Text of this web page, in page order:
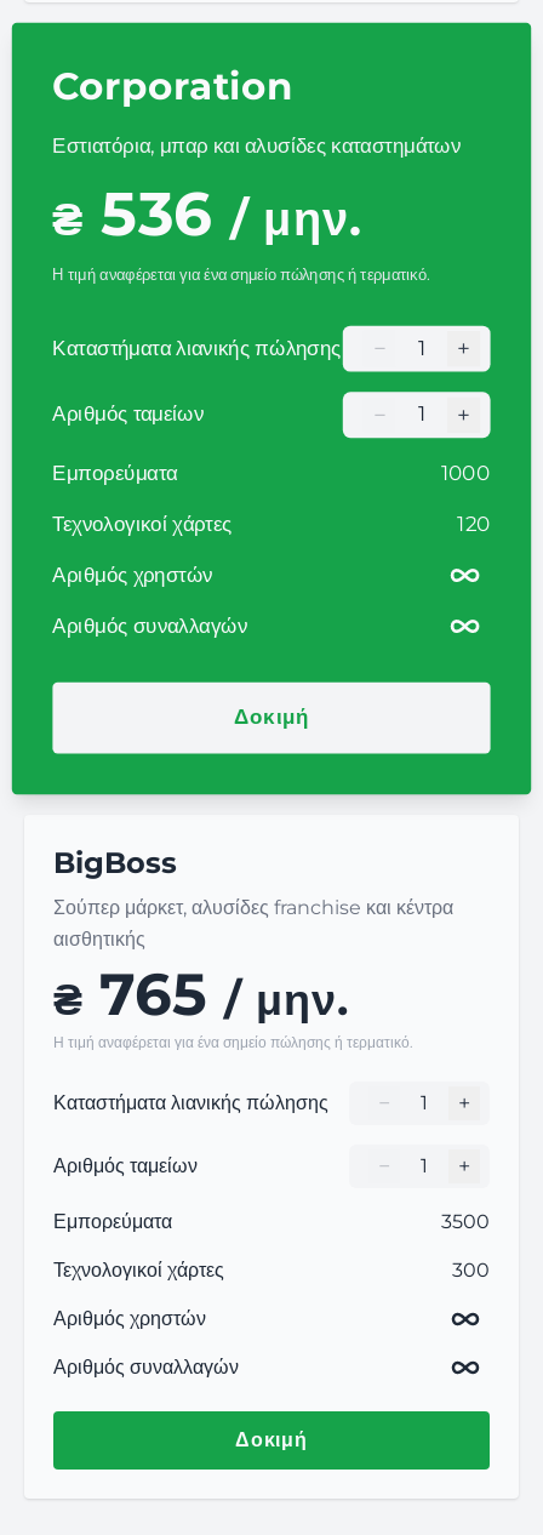
Corporation
Εστιατόρια, μπαρ και αλυσίδες καταστημάτων
₴ 536/ μην.
Η τιμή αναφέρεται για ένα σημείο πώλησης ή τερματικό.
Καταστήματα λιανικής πώλησης
Кількість
− +
Αριθμός ταμείων
Кількість
− +
Εμπορεύματα 1000
Τεχνολογικοί χάρτες 120
Αριθμός χρηστών
Αριθμός συναλλαγών
Δοκιμή
BigBoss
Σούπερ μάρκετ, αλυσίδες franchise και κέντρα
αισθητικής
₴ 765 / μην.
Η τιμή αναφέρεται για ένα σημείο πώλησης ή τερματικό.
Καταστήματα λιανικής πώλησης
Кількість
− +
Αριθμός ταμείων
Кількість
− +
Εμπορεύματα 3500
Τεχνολογικοί χάρτες 300
Αριθμός χρηστών
Αριθμός συναλλαγών
Δοκιμή